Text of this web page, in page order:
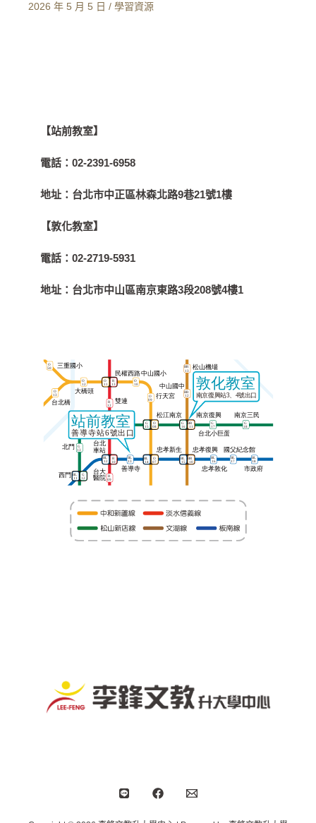
2026 年 5 月 5 日 / 學習資源
【站前教室】
電話：02-2391-6958
地址： 台北市中正區林森北路9巷21號1樓
【敦化教室】
電話：02-2719-5931
地址： 台北市中山區南京東路3段208號4樓1